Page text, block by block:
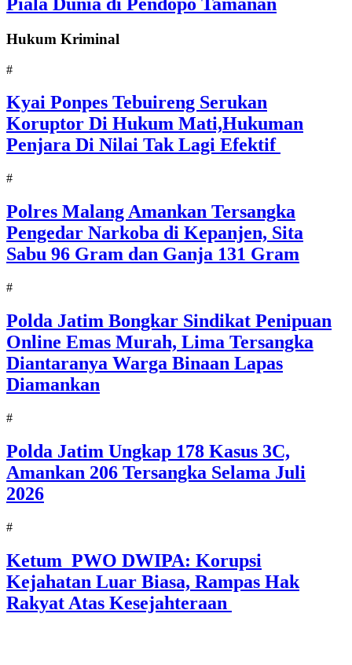
Hukum Kriminal
#
Kyai Ponpes Tebuireng Serukan
Koruptor Di Hukum Mati,Hukuman
Penjara Di Nilai Tak Lagi Efektif
#
Polres Malang Amankan Tersangka
Pengedar Narkoba di Kepanjen, Sita
Sabu 96 Gram dan Ganja 131 Gram
#
Polda Jatim Bongkar Sindikat Penipuan
Online Emas Murah, Lima Tersangka
Diantaranya Warga Binaan Lapas
Diamankan
#
Polda Jatim Ungkap 178 Kasus 3C,
Amankan 206 Tersangka Selama Juli
2026
#
Ketum PWO DWIPA: Korupsi
Kejahatan Luar Biasa, Rampas Hak
Rakyat Atas Kesejahteraan